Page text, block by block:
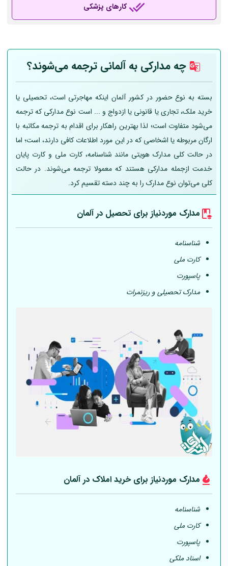
کارهای پزشکی
چه مدارکی بهآلمانی ترجمه می‌شوند؟
بسته به نوع حضور در کشور آلمان اینکه مهاجرتی است، تحصیلی یا
خرید ملک، تجاری یا قانونی یا ازدواج و ... است نوع مدارکی که ترجمه
می‌شود متفاوت است؛ لذا بهترین راهکار برای اقدام به ترجمه مکاتبه با
ارگان مربوطه یا اشخاصی که در این مورد اطلاعات کافی دارند، است؛ اما
در حالت کلی مدارک هویتی مانند شناسنامه، کارت ملی و کارت پایان
خدمت ازجمله مدارکی هستند که معمولا ترجمه می‌شوند. در حالت
کلی می‌توان نوع مدارک را به چند دسته تقسیم کرد.
مدارک موردنیاز برای تحصیل درآلمان
شناسنامه
کارت ملی
پاسپورت
مدارک تحصیلی و ریزنمرات
مدارک موردنیاز برای خرید املاک درآلمان
شناسنامه
کارت ملی
پاسپورت
اسناد ملکی